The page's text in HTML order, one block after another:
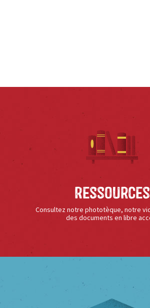
Ressources
Consultez notre phototèque, notre
des documents en libre